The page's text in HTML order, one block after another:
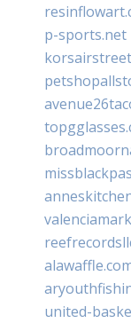
p-sports.net
united-